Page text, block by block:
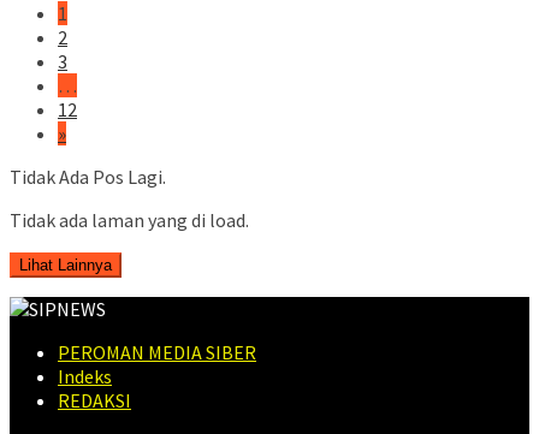
1
2
3
…
12
»
Tidak Ada Pos Lagi.
Tidak ada laman yang di load.
Lihat Lainnya
PEROMAN MEDIA SIBER
Indeks
REDAKSI